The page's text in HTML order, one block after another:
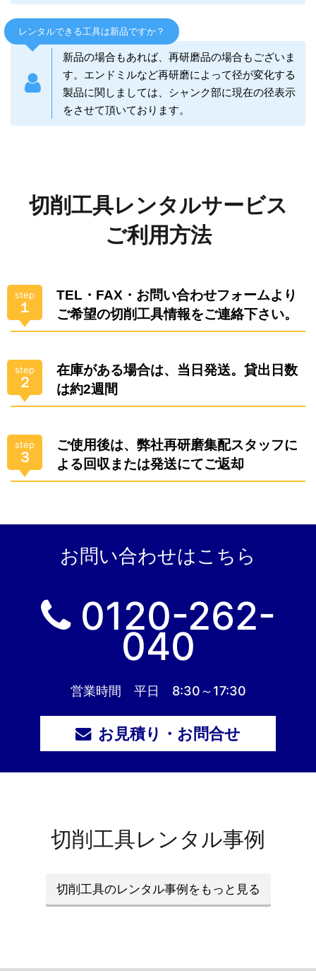
レンタルできる工具は新品ですか？
新品の場合もあれば、再研磨品の場合もございま
す。エンドミルなど再研磨によって径が変化する
製品に関しましては、シャンク部に現在の径表示
をさせて頂いております。
切削工具レンタルサービス
ご利用方法
step
１
TEL・FAX・お問い合わせフォームより
ご希望の切削工具情報をご連絡下さい。
step
２
在庫がある場合は、当日発送。貸出日数
は約2週間
step
３
ご使用後は、弊社再研磨集配スタッフに
よる回収または発送にてご返却
お問い合わせはこちら
0120-262-
040
営業時間 平日 8:30～17:30
お見積り・お問合せ
切削工具レンタル事例
切削工具のレンタル事例をもっと見る